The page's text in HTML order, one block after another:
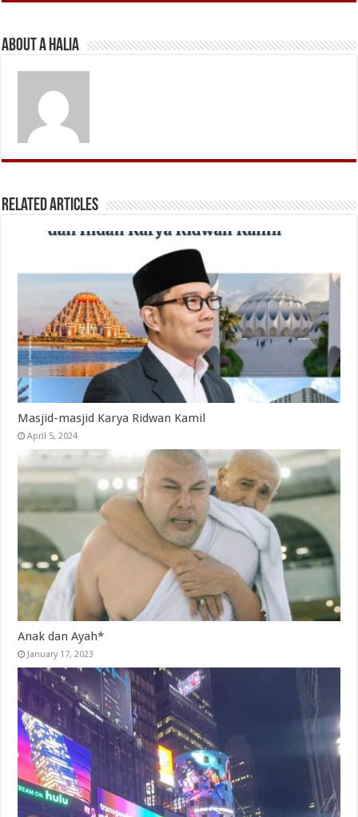
About A Halia
Related Articles
Masjid-masjid Karya Ridwan Kamil
April 5, 2024
Anak dan Ayah*
January 17, 2023